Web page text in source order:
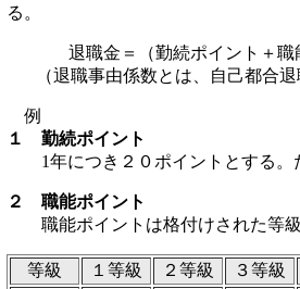
る。
退職金＝（勤続ポイント＋
（退職事由係数とは、自己都合
例
１ 勤続ポイント
1年につき２０ポイントとする
２ 職能ポイント
職能ポイントは格付けされた等
等級 １等級 ２等級
３等級